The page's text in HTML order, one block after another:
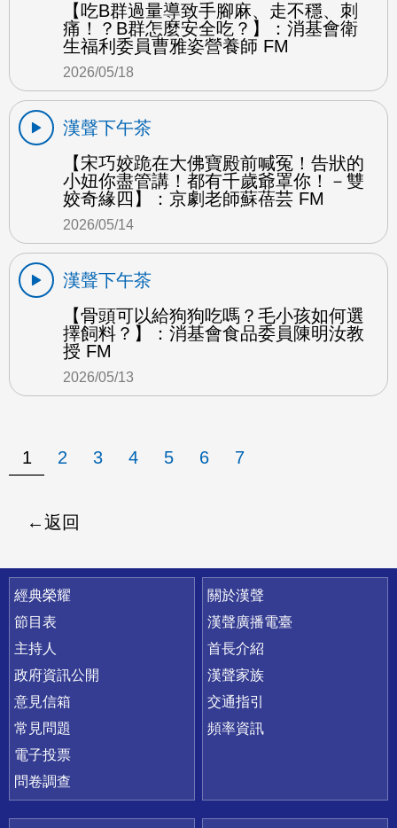
【吃B群過量導致手腳麻、走不穩、刺
痛！？B群怎麼安全吃？】：消基會衛
生福利委員曹雅姿營養師 FM
2026/05/18
漢聲下午茶
【宋巧姣跪在大佛寶殿前喊冤！告狀的
小妞你盡管講！都有千歲爺罩你！－雙
姣奇緣四】：京劇老師蘇蓓芸 FM
2026/05/14
漢聲下午茶
【骨頭可以給狗狗吃嗎？毛小孩如何選
擇飼料？】：消基會食品委員陳明汝教
授 FM
2026/05/13
1 2 3 4 5 6 7
返回
快速連結
經典榮耀
節目表
主持人
政府資訊公開
意見信箱
常見問題
電子投票
問卷調查
關於漢聲
漢聲廣播電臺
首長介紹
漢聲家族
交通指引
頻率資訊